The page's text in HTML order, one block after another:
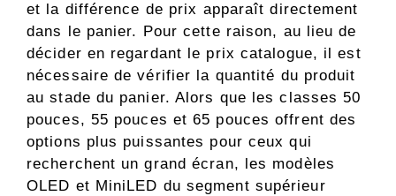
et la différence de prix apparaît directement
dans le panier. Pour cette raison, au lieu de
décider en regardant le prix catalogue, il est
nécessaire de vérifier la quantité du produit
au stade du panier. Alors que les classes 50
pouces, 55 pouces et 65 pouces offrent des
options plus puissantes pour ceux qui
recherchent un grand écran, les modèles
OLED et MiniLED du segment supérieur